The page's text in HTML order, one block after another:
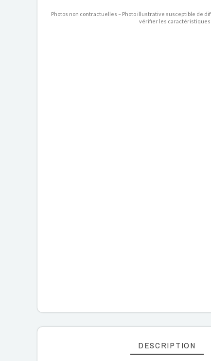
Photos non contractuelles – Photo illustrative susceptible de
vérifier les caractéristiques
DESCRIPTION